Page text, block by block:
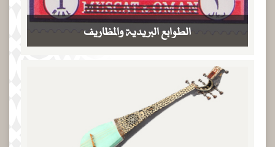
الطوابع البريدية والمظاريف